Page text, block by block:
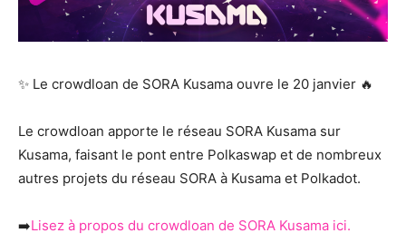
✨ Le crowdloan de SORA Kusama ouvre le 20 janvier 🔥
Le crowdloan apporte le réseau SORA Kusama sur
Kusama, faisant le pont entre Polkaswap et de nombreux
autres projets du réseau SORA à Kusama et Polkadot.
➡️Lisez à propos du crowdloan de SORA Kusama ici.